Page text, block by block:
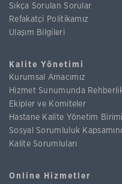
Sıkça Sorulan Sorular
Refakatçi Politikamız
Ulaşım Bilgileri
Kalite Yönetimi
Kurumsal Amacımız
Hizmet Sunumunda
Ekipler ve Komiteler
Hastane Kalite Yönetim Birimi
Sosyal Sorumluluk
Kalite Sorumluları
Online Hizmetler